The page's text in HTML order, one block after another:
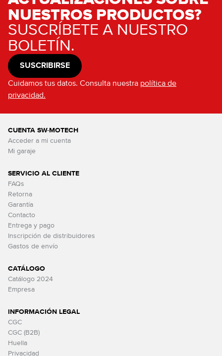
NUESTROS PRODUCTOS?
SUSCRÍBETE A NUESTRO
BOLETÍN.
SUSCRIBIRSE
Cuidamos tus datos. Consulta nuestra política de
privacidad.
CUENTA SW-MOTECH
Acceder a mi cuenta
Mi garaje
SERVICIO AL CLIENTE
FAQs
Retorna
Garantía
Contacto
Entrega y pago
Inscripción de distribuidores
Gastos de envío
CATÁLOGO
Catálogo 2024
Empresa
INFORMACIÓN LEGAL
CGC
CGC (B2B)
Huella
Privacidad